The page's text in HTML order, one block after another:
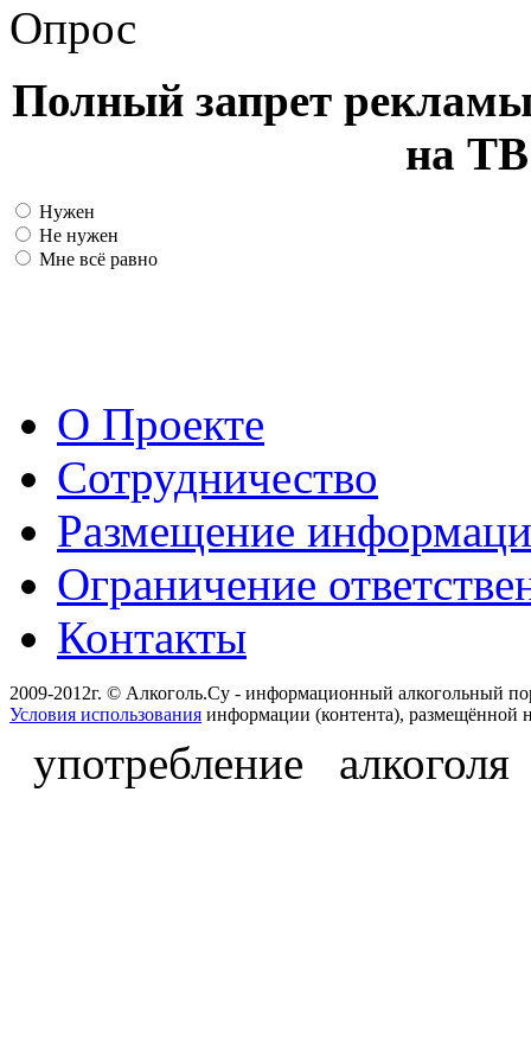
Опрос
Полный запрет
на ТВ
Нужен
Не нужен
Мне всё равно
О Проекте
Сотрудничество
Размещение
Ограничение
Контакты
2009-2012г. © Алкоголь.Су - информационный алкогольный
Условия использования информации (контента), размещённой
употребление